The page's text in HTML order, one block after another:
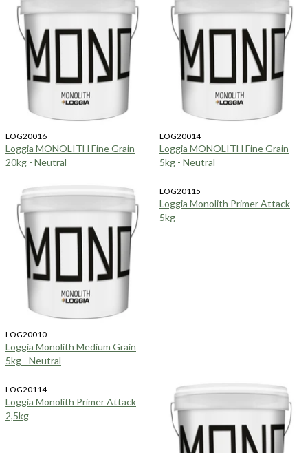
LOG20016
Loggia MONOLITH Fine Grain
20kg - Neutral
LOG20014
Loggia MONOLITH Fine Grain
5kg - Neutral
LOG20010
Loggia Monolith Medium Grain
5kg - Neutral
LOG20115
Loggia Monolith Primer Attack
5kg
LOG20114
Loggia Monolith Primer Attack
2,5kg